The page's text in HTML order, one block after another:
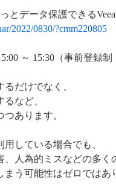
データ保護できる
2022/0830/?cmm220805
～ 15:30（事前登録制
だけでなく、
など、
あります。
している場合でも、
、人為的ミスなどの多く
まう可能性はゼロではあ